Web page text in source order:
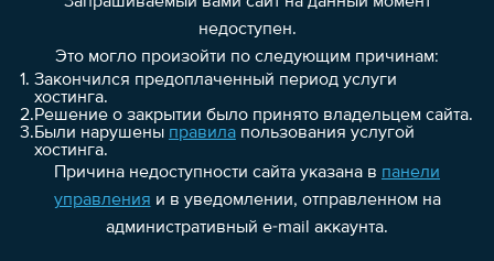
недоступен.
Это могло произойти по следующим причинам:
1. Закончился предоплаченный период услуги
хостинга.
2.Решение о закрытии было принято владельцем сайта.
3.Были нарушены правилапользования услугой
хостинга.
Причина недоступности сайта указана в панели
управления и в уведомлении, отправленном на
административный e-mail аккаунта.